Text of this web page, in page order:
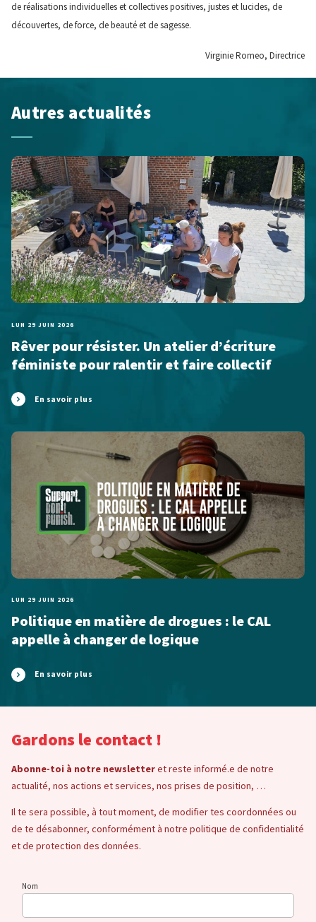
de réalisations individuelles et collectives positives, justes et lucides, de
découvertes, de force, de beauté et de sagesse.
Virginie Romeo, Directrice
Autres actualités
LUN 29 JUIN 2026
Rêver pour résister. Un atelier d’écriture
féministe pour ralentir et faire collectif
En savoir plus
LUN 29 JUIN 2026
Politique en matière de drogues : le CAL
appelle à changer de logique
En savoir plus
Gardons le contact !
Abonne-toi à notre newsletteret reste informé.e de notre
actualité, nos actions et services, nos prises de position, …
Il te sera possible, à tout moment, de modifier tes coordonnées ou
de te désabonner, conformément à notre politique de confidentialité
et de protection des données.
Nom